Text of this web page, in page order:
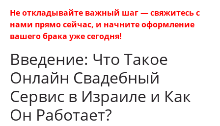
Не откладывайте важный шаг — свяжитесь с
нами прямо сейчас, и начните оформление
вашего брака уже сегодня!
Введение: Что Такое
Онлайн Свадебный
Сервис в Израиле и Как
Он Работает?